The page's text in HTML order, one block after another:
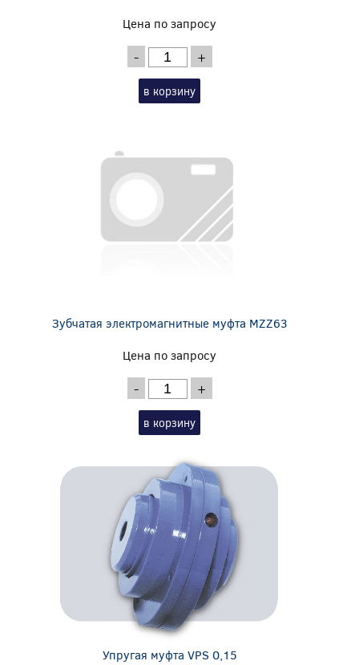
Цена по запросу
- +
в корзину
Зубчатая электромагнитные муфта MZZ63
Цена по запросу
- +
в корзину
Упругая муфта VPS 0,15